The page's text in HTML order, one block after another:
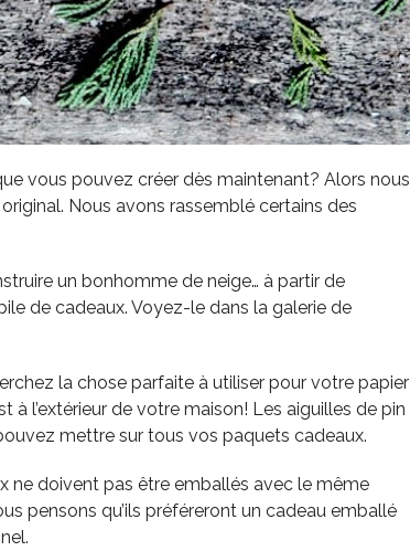
vous pouvez créer dès maintenant? Alors nous
Nous avons rassemblé certains des
un bonhomme de neige… à partir de
de cadeaux. Voyez-le dans la galerie de
la chose parfaite à utiliser pour votre papier
à l’extérieur de votre maison! Les aiguilles de pin
mettre sur tous vos paquets cadeaux.
ne doivent pas être emballés avec le même
pensons qu’ils préféreront un cadeau emballé